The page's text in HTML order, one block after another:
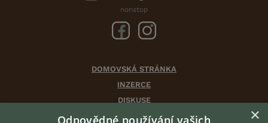
nonstop
DOMOVSKÁ STRÁNKA
INZERCE
DISKUSE
ČLÁNKY
×
Odpovědné používání vašich